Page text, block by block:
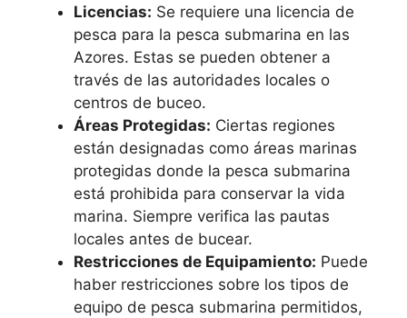
Licencias: Se requiere una licencia de
pesca para la pesca submarina en las
Azores. Estas se pueden obtener a
través de las autoridades locales o
centros de buceo.
Áreas Protegidas: Ciertas regiones
están designadas como áreas marinas
protegidas donde la pesca submarina
está prohibida para conservar la vida
marina. Siempre verifica las pautas
locales antes de bucear.
Restricciones de Equipamiento: Puede
haber restricciones sobre los tipos de
equipo de pesca submarina permitidos,